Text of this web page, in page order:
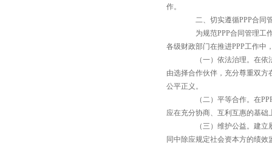
作。
二、切实遵循PPP合同
为规范PPP合同管理工作
各级财政部门在推进PPP工作中
（一）依法治理。在依法
由选择合作伙伴，充分尊重双方
公平正义。
（二）平等合作。在PPP
应在充分协商、互利互惠的基
（三）维护公益。建立履
同中除应规定社会资本方的绩